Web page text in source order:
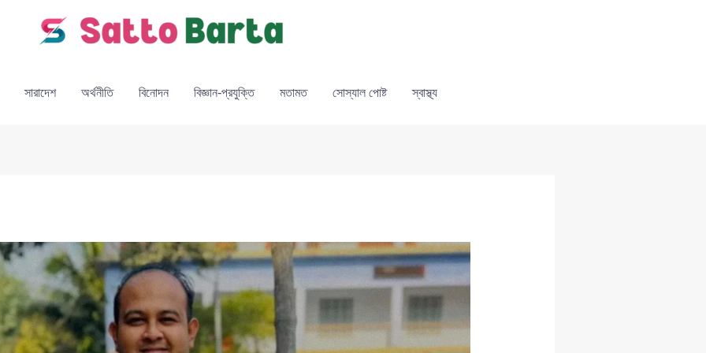
সারাদেশ অর্থনীতি বিনোদন বিজ্ঞান-প্রযুক্তি মতামত সোস্যাল পোষ্ট স্বাস্থ্য